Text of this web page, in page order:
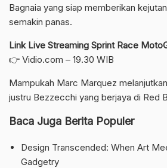
Bagnaia yang siap memberikan
semakin panas.
Link Live Streaming Sprint Race
👉 Vidio.com – 19.30 WIB
Mampukah Marc Marquez
justru Bezzecchi yang berjaya di Red
Baca Juga Berita Populer
Design Transcended: When Art
Gadgetry